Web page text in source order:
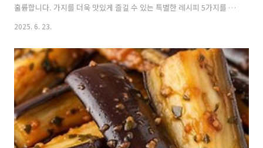
훌륭합니다. 가지를 더욱 맛있게 즐길 수 있는 특별한 레시피 5가지를 소
개합니다. 가지의 다채로운 매력에 푹 빠져 보세요. 🍆 가지, 왜 우리 몸
게 함유되어 있습니다.이 안토시아닌은 가지의 보라색을 띠게 하는 성분
으로, 우리 몸의 세포를 손상시키는 활성산소를 제거하는 데 도움을 줍니
다.또한, 가지는 약 90% 이상이 수분으로 이루어져 있어 칼로리가 매우
낮으며,풍부한 식이섬유는 장 건강을 증진하고 변비 예방에도 효과적입
니다.이 외에도 칼륨, 비타민 등 다양한 영양소가 골고루 들어 있어혈압
조절과 면..
2025. 6. 23.